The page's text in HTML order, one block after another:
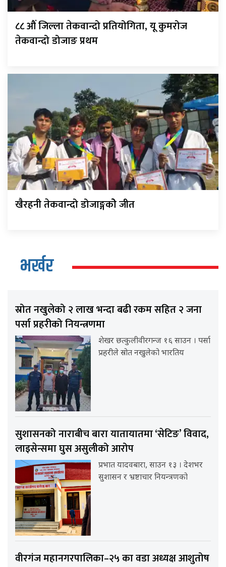
८८ औं जिल्ला तेकवान्दो प्रतियोगिता, यू कुमरोज
तेकवान्दो डोजाङ प्रथम
खैरहनी तेकवान्दो डोजाङ्गकोे जीत
भर्खर
स्रोत नखुलेको २ लाख भन्दा बढी रकम सहित २ जना
पर्सा प्रहरीको नियन्त्रणमा
शेखर छत्कुलीवीरगन्ज १६ साउन । पर्सा
प्रहरीले स्रोत नखुलेको भारतिय
सुशासनको नाराबीच बारा यातायातमा ‘सेटिङ’ विवाद,
लाइसेन्समा घुस असुलीको आरोप
प्रभात यादवबारा, साउन १३ । देशभर
सुशासन र भ्रष्टाचार नियन्त्रणको
वीरगंज महानगरपालिका–२५ का वडा अध्यक्ष आशुतोष